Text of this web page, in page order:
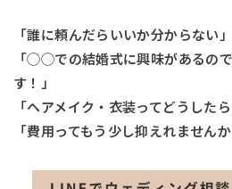
「誰に頼んだらいいか分からない」
「◯◯での結婚式に興味があるの
す！」
「ヘアメイク・衣装ってどうしたら
「費用ってもう少し抑えれませんか